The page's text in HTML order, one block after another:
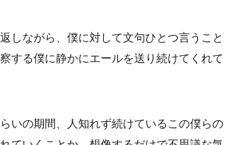
しながら、僕に対して文句ひとつ言うこと
する僕に静かにエールを送り続けてくれて
いの期間、人知れず続けているこの僕らの